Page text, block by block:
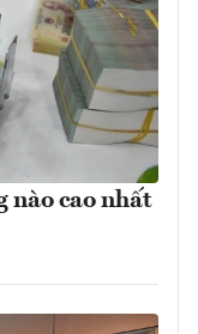
nào cao nhất